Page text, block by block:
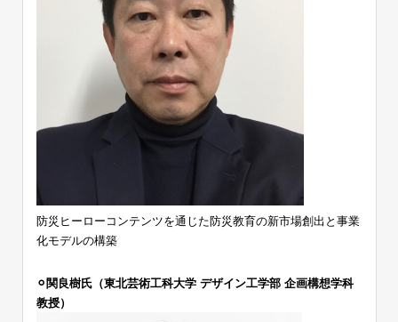
防災ヒーローコンテンツを通じた防災教育の新市場創出と事業
化モデルの構築
⚪︎関良樹氏（東北芸術工科大学 デザイン工学部 企画構想学科
教授）